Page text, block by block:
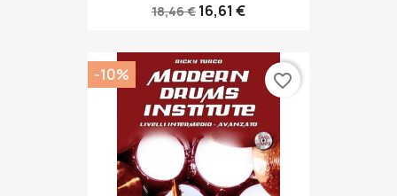
18,46 € 16,61 €
-10% favorite_border